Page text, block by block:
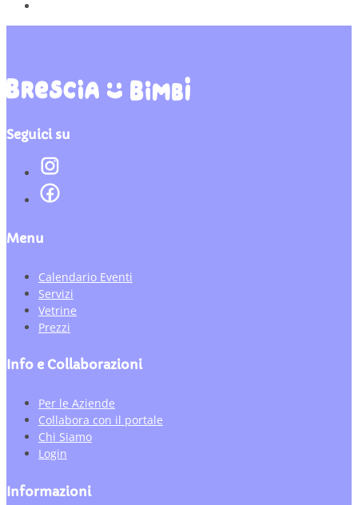
Seguici su
Menu
Calendario Eventi
Servizi
Vetrine
Prezzi
Info e Collaborazioni
Per le Aziende
Collabora con il portale
Chi Siamo
Login
Informazioni